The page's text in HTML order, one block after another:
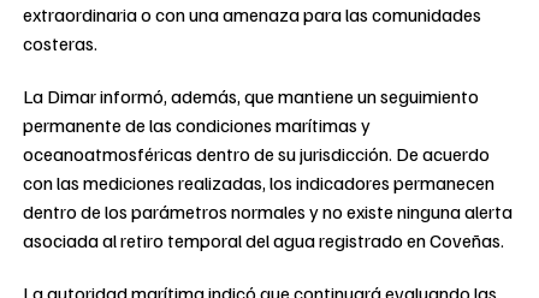
extraordinaria o con una amenaza para las comunidades
costeras.
La Dimar informó, además, que mantiene un seguimiento
permanente de las condiciones marítimas y
oceanoatmosféricas dentro de su jurisdicción. De acuerdo
con las mediciones realizadas, los indicadores permanecen
dentro de los parámetros normales y no existe ninguna alerta
asociada al retiro temporal del agua registrado en Coveñas.